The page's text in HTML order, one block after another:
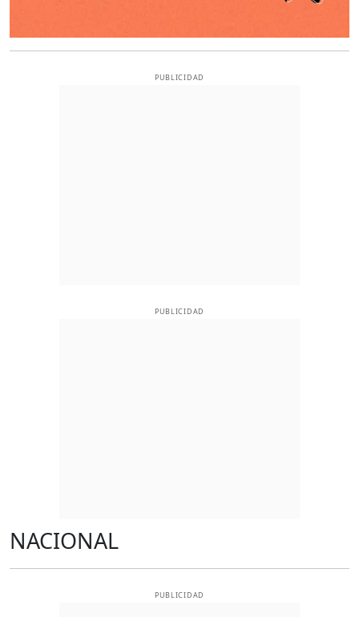
PUBLICIDAD
PUBLICIDAD
NACIONAL
PUBLICIDAD